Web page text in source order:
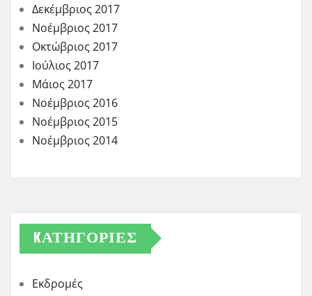
Δεκέμβριος 2017
Νοέμβριος 2017
Οκτώβριος 2017
Ιούλιος 2017
Μάιος 2017
Νοέμβριος 2016
Νοέμβριος 2015
Νοέμβριος 2014
KΑΤΗΓΟΡΊΕΣ
Εκδρομές